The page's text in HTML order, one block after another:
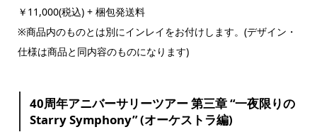
￥11,000(税込) + 梱包発送料
※商品内のものとは別にインレイをお付けします。(デザイン・
仕様は商品と同内容のものになります)
40周年アニバーサリーツアー 第三章 “一夜限りの
Starry Symphony” (オーケストラ編)